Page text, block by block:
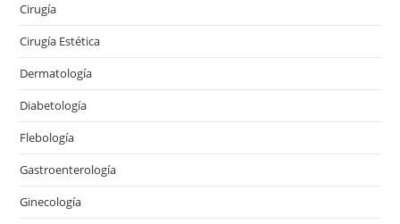
Cirugía
Cirugía Estética
Dermatología
Diabetología
Flebología
Gastroenterología
Ginecología